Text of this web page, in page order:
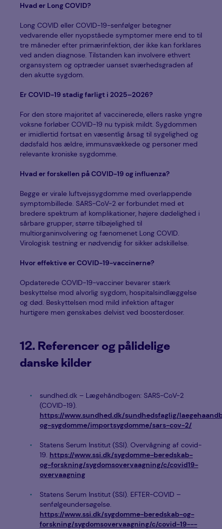
Hvad er Long COVID?
Long COVID eller COVID-19-senfølger betegner
vedvarende eller nyopståede symptomer mere end to til
tre måneder efter primærinfektion, der ikke kan forklares
ved anden diagnose. Tilstanden kan involvere ethvert
organsystem og optræder uanset sværhedsgraden af
den akutte sygdom.
Er COVID-19 stadig farligt i 2025–2026?
For den store majoritet af vaccinerede, ellers raske yngre
voksne forløber COVID-19 nu typisk mildt. Sygdommen
er imidlertid fortsat en væsentlig årsag til sygelighed og
dødsfald hos ældre, immunsvækkede og personer med
relevante kroniske sygdomme.
Hvad er forskellen på COVID-19 og influenza?
Begge er virale luftvejssygdomme med overlappende
symptombillede. SARS-CoV-2 er forbundet med et
bredere spektrum af komplikationer, højere dødelighed i
sårbare grupper, større tilbøjelighed til
multiorganinvolvering og fænomenet Long COVID.
Virologisk testning er nødvendig for sikker adskillelse.
Hvor effektive er COVID-19-vaccinerne?
Opdaterede COVID-19-vacciner bevarer stærk
beskyttelse mod alvorlig sygdom, hospitalsindlæggelse
og død. Beskyttelsen mod mild infektion aftager
hurtigere men genskabes delvist ved boosterdoser.
12. Referencer og pålidelige
danske kilder
sundhed.dk – Lægehåndbogen: SARS-CoV-2
(COVID-19).
https://www.sundhed.dk/sundhedsfaglig/
og-sygdomme/importsygdomme/sars-cov-2/
Statens Serum Institut (SSI). Overvågning af covid-
19. https://www.ssi.dk/sygdomme-beredskab-
og-forskning/sygdomsovervaagning/c/covid19-
overvaagning
Statens Serum Institut (SSI). EFTER-COVID –
senfølgeundersøgelse.
https://www.ssi.dk/sygdomme-beredskab-og-
forskning/sygdomsovervaagning/c/covid-19---